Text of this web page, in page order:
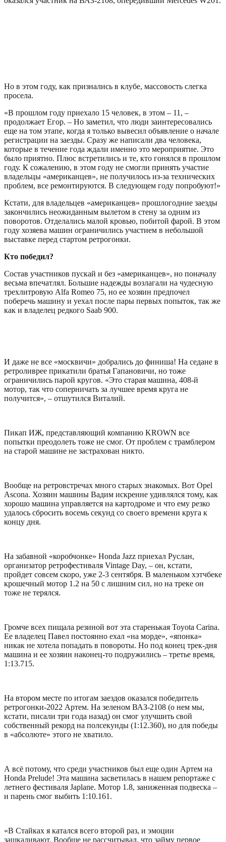
Но в этом году, как признались в клубе, массовость слегка
просела.
«В прошлом году приехало 15 человек, в этом – 11, –
продолжает Егор. – Но заметил, что люди заинтересовались
еще на том этапе, когда я только вывесил объявление о начале
регистрации на заезды. Сразу же написали два человека,
которые в течение года ждали именно это мероприятие. Это
было приятно. Плюс встретились и те, кто гонялся в прошлом
году. К сожалению, в этом году не смогли принять участие
владельцы «американцев», не получилось из-за технических
проблем, все ремонтируются. В следующем году попробуют!»
Кстати, для владельцев «американцев» прошлогодние заезды
закончились неожиданным вылетом в стену за одним из
поворотов. Отделались малой кровью, побитой фарой. В этом
году хозяева машин ограничились участием в небольшой
выставке перед стартом ретрогонки.
Кто победил?
Состав участников пускай и без «американцев», но поначалу
весьма впечатлял. Большие надежды возлагали на чудесную
трехлитровую Alfa Romeo 75, но ее хозяин предпочел
поберечь машину и уехал после пары первых попыток, так же
как и владелец редкого Saab 900.
И даже не все «москвичи» добрались до финиша! На седане в
ретроливрее прикатили братья Гапановичи, но тоже
ограничились парой кругов. «Это старая машина, 408-й
мотор, так что соперничать за лучшее время круга не
получится», – отшутился Виталий.
Пикап ИЖ, представляющий компанию KROWN все
попытки преодолеть тоже не смог. От проблем с трамблером
на старой машине не застрахован никто.
Вообще на ретровстречах много старых знакомых. Вот Opel
Ascona. Хозяин машины Вадим искренне удивлялся тому, как
хорошо машина управляется на картодроме и что ему резко
удалось сбросить восемь секунд со своего времени круга к
концу дня.
На забавной «коробчонке» Honda Jazz приехал Руслан,
организатор ретрофестиваля Vintage Day, – он, кстати,
пройдет совсем скоро, уже 2-3 сентября. В маленьком хэтчбеке
крошечный мотор 1.2 на 50 с лишним сил, но на треке он
тоже не терялся.
Громче всех пищала резиной вот эта старенькая Toyota Carina.
Ее владелец Павел постоянно ехал «на морде», «японка»
никак не хотела попадать в повороты. Но под конец трек-дня
машина и ее хозяин наконец-то подружились – третье время,
1:13.715.
На втором месте по итогам заездов оказался победитель
ретрогонки-2022 Артем. На зеленом ВАЗ-2108 (о нем мы,
кстати, писали три года назад) он смог улучшить свой
собственный рекорд на полсекунды (1:12.360), но для победы
в «абсолюте» этого не хватило.
А всё потому, что среди участников был еще один Артем на
Honda Prelude! Эта машина засветилась в нашем репортаже с
летнего фестиваля Japlane. Мотор 1.8, заниженная подвеска –
и парень смог выбить 1:10.161.
«В Стайках я катался всего второй раз, и эмоции
зашкаливают. Вообще не рассчитывал, что займу первое